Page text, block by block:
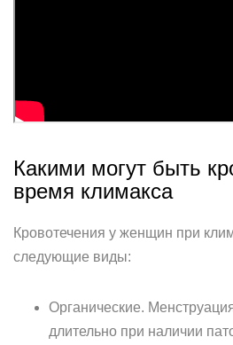
Какими могут быть
время климакса
Кровотечения у женщин при
следующие виды:
Органические.
длительно при наличии